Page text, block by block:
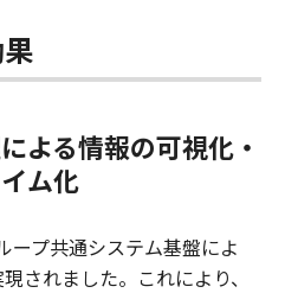
よる情報の可視化・
ム化
ープ共通システム基盤によ
されました。これにより、